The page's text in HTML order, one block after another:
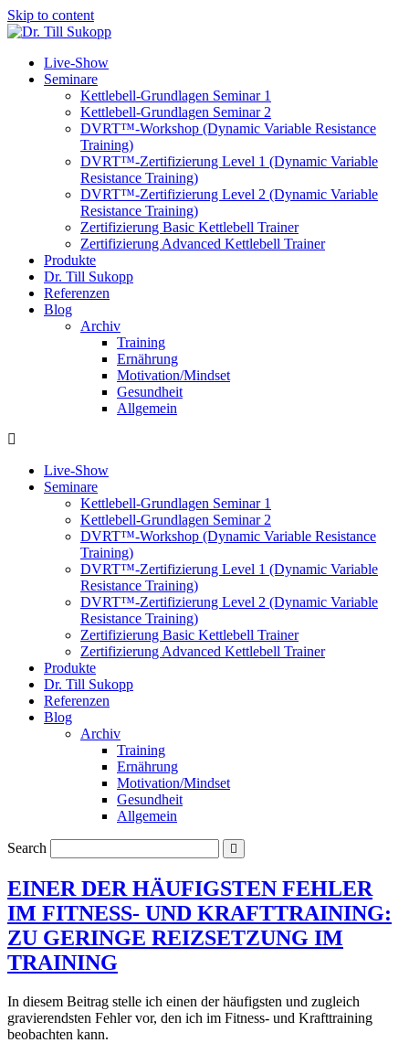
Skip to content
Live-Show
Seminare
Kettlebell-Grundlagen Seminar 1
Kettlebell-Grundlagen Seminar 2
DVRT™-Workshop (Dynamic Variable Resistance
Training)
DVRT™-Zertifizierung Level 1 (Dynamic Variable
Resistance Training)
DVRT™-Zertifizierung Level 2 (Dynamic Variable
Resistance Training)
Zertifizierung Basic Kettlebell Trainer
Zertifizierung Advanced Kettlebell Trainer
Produkte
Dr. Till Sukopp
Referenzen
Blog
Archiv
Training
Ernährung
Motivation/Mindset
Gesundheit
Allgemein
Live-Show
Seminare
Kettlebell-Grundlagen Seminar 1
Kettlebell-Grundlagen Seminar 2
DVRT™-Workshop (Dynamic Variable Resistance
Training)
DVRT™-Zertifizierung Level 1 (Dynamic Variable
Resistance Training)
DVRT™-Zertifizierung Level 2 (Dynamic Variable
Resistance Training)
Zertifizierung Basic Kettlebell Trainer
Zertifizierung Advanced Kettlebell Trainer
Produkte
Dr. Till Sukopp
Referenzen
Blog
Archiv
Training
Ernährung
Motivation/Mindset
Gesundheit
Allgemein
Search
EINER DER HÄUFIGSTEN FEHLER
IM FITNESS- UND KRAFTTRAINING:
ZU GERINGE REIZSETZUNG IM
TRAINING
In diesem Beitrag stelle ich einen der häufigsten und zugleich
gravierendsten Fehler vor, den ich im Fitness- und Krafttraining
beobachten kann.